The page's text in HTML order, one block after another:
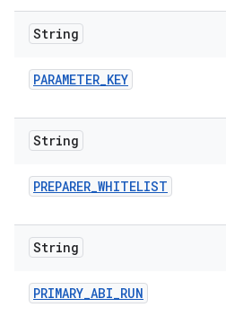
String
PARAMETER_KEY
String
PREPARER_WHITELIST
String
PRIMARY_ABI_RUN